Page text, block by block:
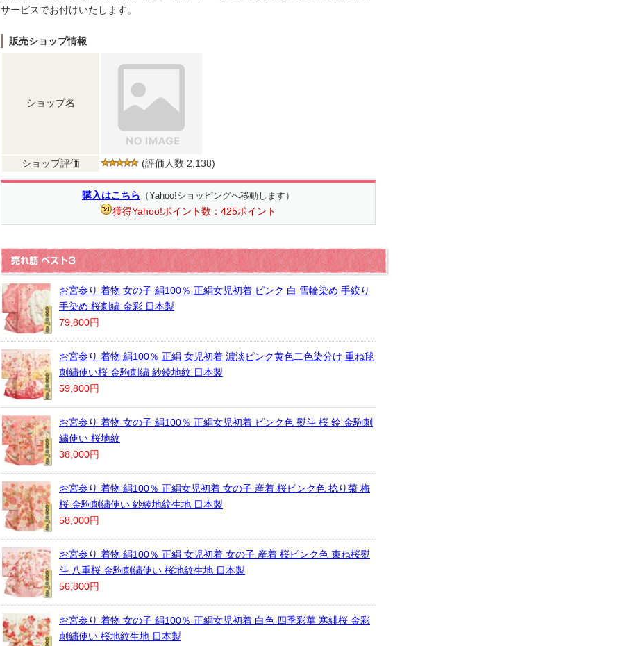
サービスでお付けいたします。
販売ショップ情報
ショップ名
ショップ評価 (評価人数 2,138)
購入はこちら （Yahoo!ショッピングへ移動します）
獲得Yahoo!ポイント数：425ポイント
お宮参り 着物 女の子 絹100％ 正絹女児初着 ピンク 白 雪輪染め 手絞り
手染め 桜刺繍 金彩 日本製
79,800円
お宮参り 着物 絹100％ 正絹 女児初着 濃淡ピンク黄色二色染分け 重ね毬
刺繍使い桜 金駒刺繍 紗綾地紋 日本製
59,800円
お宮参り 着物 女の子 絹100％ 正絹女児初着 ピンク色 熨斗 桜 鈴 金駒刺
繍使い 桜地紋
38,000円
お宮参り 着物 絹100％ 正絹女児初着 女の子 産着 桜ピンク色 捻り菊 梅
桜 金駒刺繍使い 紗綾地紋生地 日本製
58,000円
お宮参り 着物 絹100％ 正絹 女児初着 女の子 産着 桜ピンク色 束ね桜熨
斗 八重桜 金駒刺繍使い 桜地紋生地 日本製
56,800円
お宮参り 着物 女の子 絹100％ 正絹女児初着 白色 四季彩華 寒緋桜 金彩
刺繍使い 桜地紋生地 日本製